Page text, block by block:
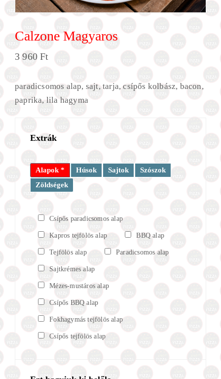
Calzone Magyaros
3 960Ft
paradicsomos alap, sajt, tarja, csípős kolbász, bacon,
paprika, lila hagyma
Extrák
Alapok * Húsok Sajtok
Szószok
Zöldségek
Csípős paradicsomos alap
Kapros tejfölös alap BBQ alap
Tejfölös alap Paradicsomos alap
Sajtkrémes alap
Mézes-mustáros alap
Csípős BBQ alap
Fokhagymás tejfölös alap
Csípős tejfölös alap